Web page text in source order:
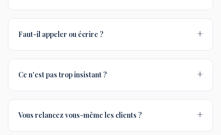
Faut-il appeler ou écrire ? +
Ce n'est pas trop insistant ? +
Vous relancez vous-même les clients ? +